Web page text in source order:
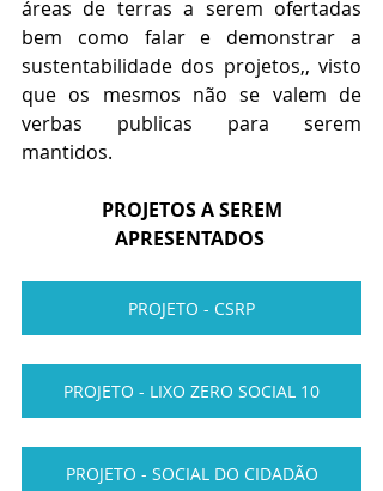
áreas de terras a serem ofertadas
bem como falar e demonstrar a
sustentabilidade dos projetos,, visto
que os mesmos não se valem de
verbas publicas para serem
mantidos.
APRESENTADOS
PROJETO - CSRP
PROJETO - LIXO ZERO SOCIAL 10
PROJETO - SOCIAL DO CIDADÃO